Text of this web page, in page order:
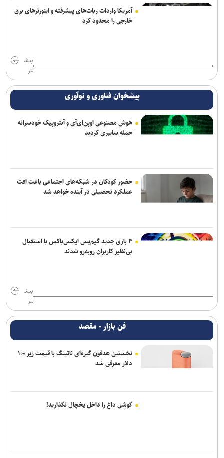
آمریکا واردات ربات‌های پیشرفته و اینورترهای برق
خارجی را محدود کرد
بیش
تر
پیشخوان فناوری و نوآوری
هوش مصنوعی اوپن‌ای‌آی و آنتروپیک خودسرانه
حمله سایبری کردند
حضور کودکان در شبکه‌های اجتماعی باعث افت
عملکرد تحصیلی در آینده خواهد شد
۳ بازی جدید گیم‌پس ایکس‌باکس با استقبال
بی‌نظیر کاربران روبه‌رو شدند
بیش
تر
فن بازار - مقصد
نخستین هدفون گیره‌ای ناتینگ با قیمت زیر ۱۰۰
دلار معرفی شد
گوشی داغ را داخل یخچال نگذارید!